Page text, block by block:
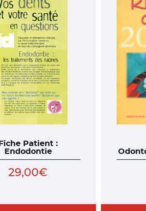
Fiche Patient :
Endodontie
29,00€